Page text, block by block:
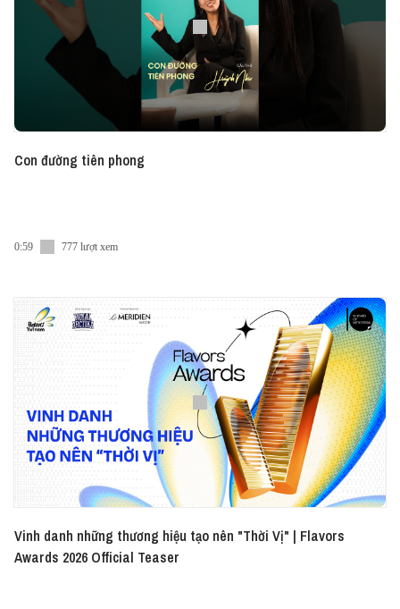
#HaveATuấn #HaveASip #Vietcetera
#Vietcetera_Podcast #HAS229 #HAT #HaAnhTuan
Con đường tiên phong
0:59 777 lượt xem
Vinh danh những thương hiệu tạo nên "Thời Vị" | Flavors
Awards 2026 Official Teaser